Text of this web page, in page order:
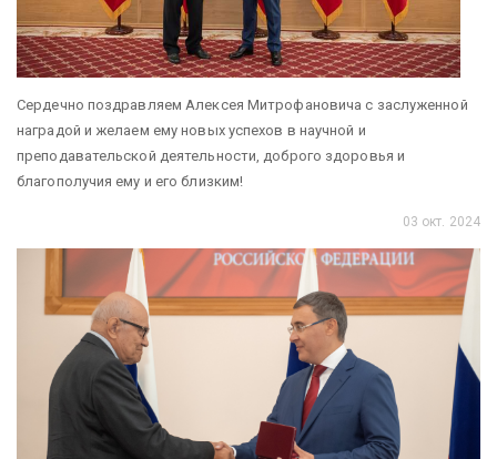
Сердечно поздравляем Алексея Митрофановича с заслуженной
наградой и желаем ему новых успехов в научной и
преподавательской деятельности, доброго здоровья и
благополучия ему и его близким!
03 окт. 2024